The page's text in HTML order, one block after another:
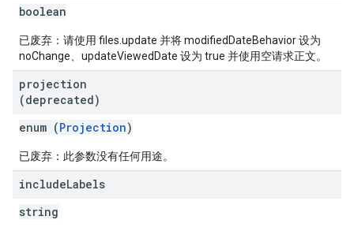
boolean
已废弃：请使用 files.update 并将 modifiedDateBehavior 设为
noChange、updateViewedDate 设为 true 并使用空请求正文。
projection
(deprecated)
enum (Projection)
已废弃：此参数没有任何用途。
includeLabels
string